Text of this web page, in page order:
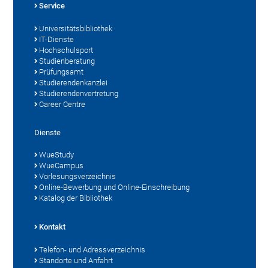
Service
Universitätsbibliothek
IT-Dienste
Hochschulsport
Studienberatung
Prüfungsamt
Studierendenkanzlei
Studierendenvertretung
Career Centre
Dienste
WueStudy
WueCampus
Vorlesungsverzeichnis
Online-Bewerbung und Online-Einschreibung
Katalog der Bibliothek
Kontakt
Telefon- und Adressverzeichnis
Standorte und Anfahrt